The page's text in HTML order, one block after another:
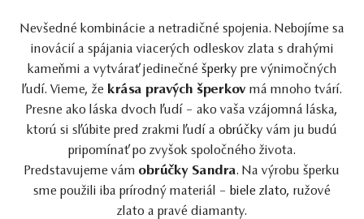
Nevšedné kombinácie a netradičné spojenia. Nebojíme sa
inovácií a spájania viacerých odleskov zlata s drahými
kameňmi a vytvárať jedinečné šperky pre výnimočných
ľudí. Vieme, že krása pravých šperkov má mnoho tvárí.
Presne ako láska dvoch ľudí – ako vaša vzájomná láska,
ktorú si sľúbite pred zrakmi ľudí a obrúčky vám ju budú
pripomínať po zvyšok spoločného života.
Predstavujeme vám obrúčky Sandra. Na výrobu šperku
sme použili iba prírodný materiál – biele zlato, ružové
zlato a pravé diamanty.